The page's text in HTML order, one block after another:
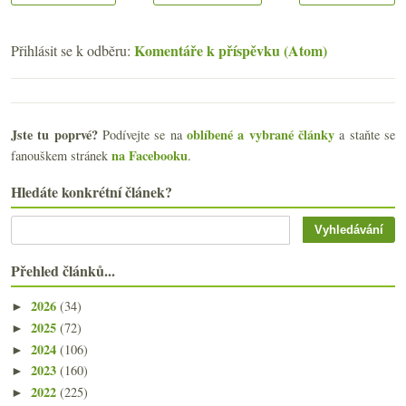
Přihlásit se k odběru: Komentáře k příspěvku (Atom)
Jste tu poprvé?Podívejte se naoblíbené a vybrané články a staňte se
fanouškem stránek na Facebooku.
Hledáte konkrétní článek?
Přehled článků...
► 2026 (34)
► 2025 (72)
► 2024 (106)
► 2023 (160)
► 2022 (225)